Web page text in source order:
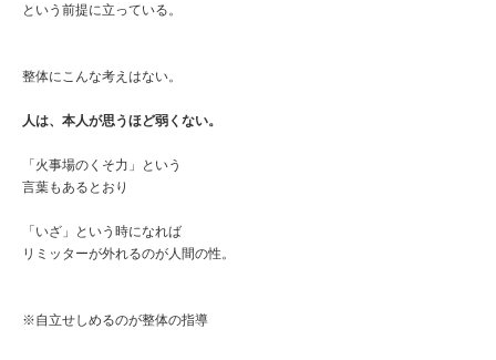
という前提に立っている。
整体にこんな考えはない。
人は、本人が思うほど弱くない。
「火事場のくそ力」という
言葉もあるとおり
「いざ」という時になれば
リミッターが外れるのが人間の性。
※自立せしめるのが整体の指導